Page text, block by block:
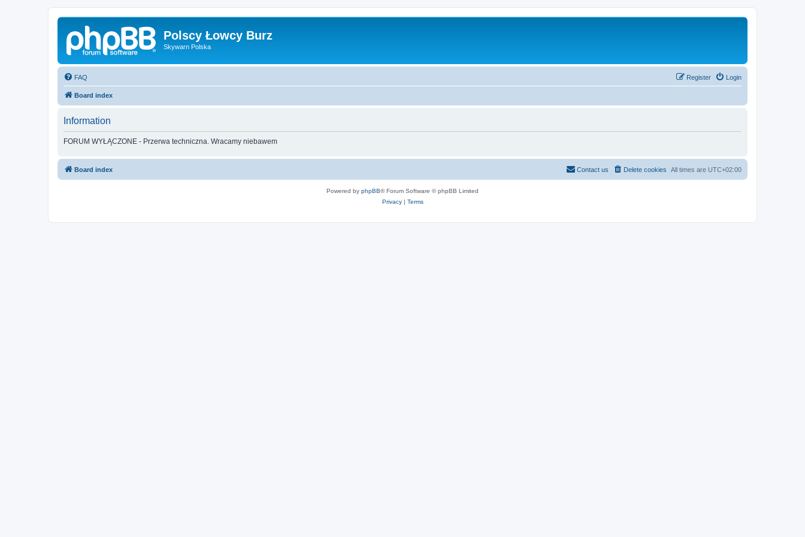
Polscy Łowcy Burz
Skywarn Polska
FAQ Login
Register
Board index
Information
FORUM WYŁĄCZONE - Przerwa techniczna. Wracamy niebawem
Board index All times are UTC+02:00
Delete cookies
Contact us
Powered by phpBB® Forum Software © phpBB Limited
Privacy| Terms